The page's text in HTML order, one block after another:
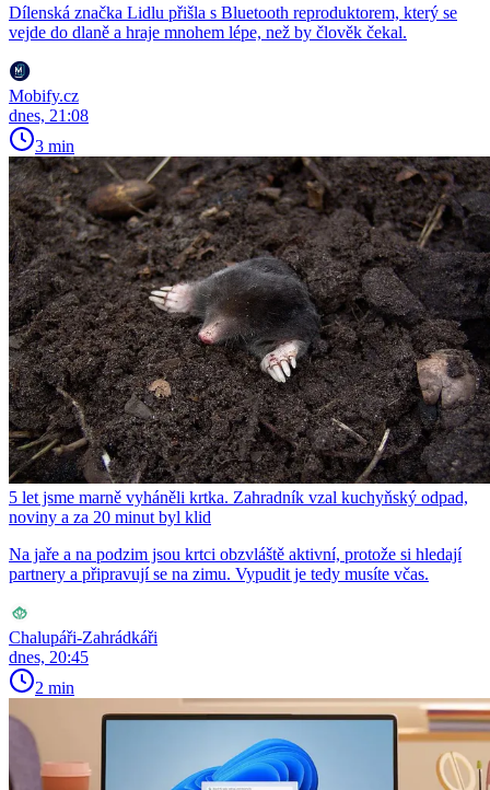
Dílenská značka Lidlu přišla s Bluetooth reproduktorem, který se
vejde do dlaně a hraje mnohem lépe, než by člověk čekal.
Mobify.cz
dnes, 21:08
3 min
5 let jsme marně vyháněli krtka. Zahradník vzal kuchyňský odpad,
noviny a za 20 minut byl klid
Na jaře a na podzim jsou krtci obzvláště aktivní, protože si hledají
partnery a připravují se na zimu. Vypudit je tedy musíte včas.
Chalupáři-Zahrádkáři
dnes, 20:45
2 min